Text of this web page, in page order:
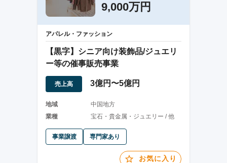
9,000万円
アパレル・ファッション
【黒字】シニア向け装飾品/ジュエリ
ー等の催事販売事業
売上高 3億円〜5億円
地域
中国地方
業種
宝石・貴金属・ジュエリー / 他
事業譲渡 専門家あり
お気に入り